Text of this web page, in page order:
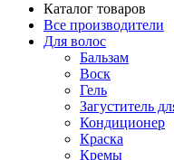
Каталог товаров
Все производители
Для волос
Бальзам
Воск
Гель
Загуститель
Кондиционер
Краска
Кремы